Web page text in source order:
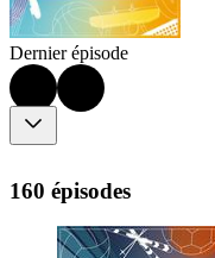
Dernier épisode
160 épisodes